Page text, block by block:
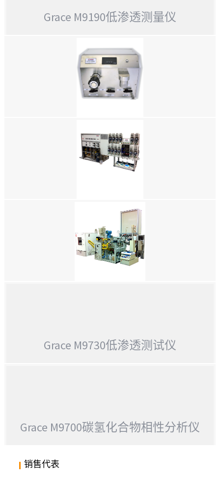
Grace M9190低渗透测量仪
GRACE M9190低渗透测量仪
GRACE M9500白砂电导率测量系统
Grace M9730低渗透测试仪
Grace M9700碳氢化合物相性分析仪
销售代表